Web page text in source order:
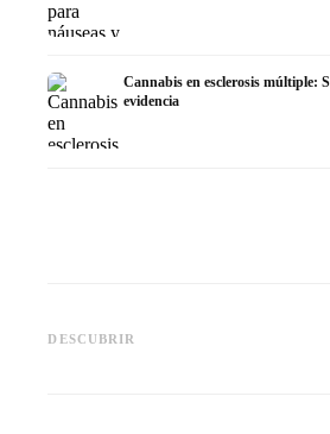
Cannabis en esclerosis múltiple:
evidencia
DESCUBRIR
la investigación